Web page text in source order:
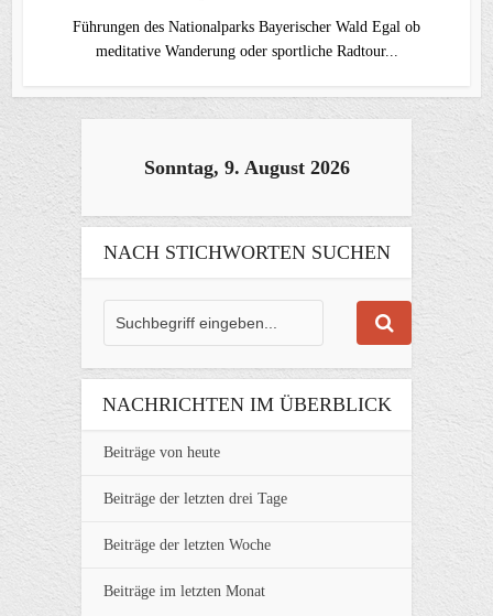
Führungen des Nationalparks Bayerischer Wald Egal ob
meditative Wanderung oder sportliche Radtour...
Sonntag, 9. August 2026
NACH STICHWORTEN SUCHEN
NACHRICHTEN IM ÜBERBLICK
Beiträge von heute
Beiträge der letzten drei Tage
Beiträge der letzten Woche
Beiträge im letzten Monat